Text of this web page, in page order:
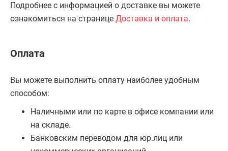
Подробнее с информацией о доставке вы можете
ознакомиться на странице Доставка и оплата.
Оплата
Вы можете выполнить оплату наиболее удобным
способом:
Наличными или по карте в офисе компании или
на складе.
Банковским переводом для юр.лиц или